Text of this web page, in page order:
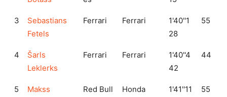
3
Sebastians
Fetels
Ferrari Ferrari
1'40''1
28
55
4
Šarls
Leklerks
Ferrari Ferrari
1'40''4
42
44
5
Makss
Red Bull Honda
1'41''11
55